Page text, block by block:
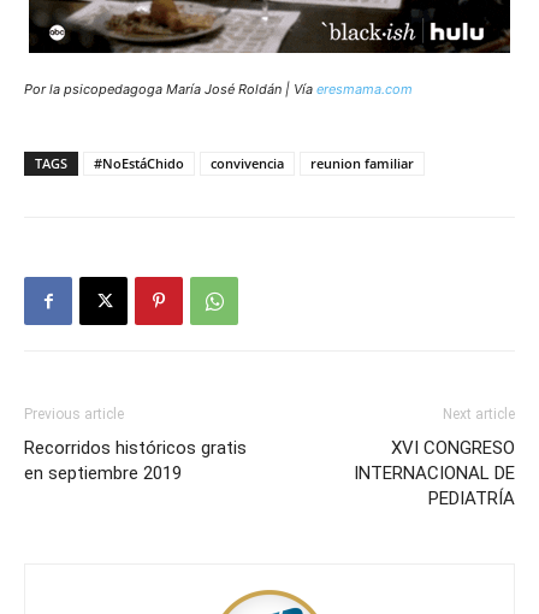
Por la psicopedagoga María José Roldán | Vía eresmama.com
TAGS #NoEstáChido convivencia reunion familiar
Previous article
Recorridos históricos gratis
en septiembre 2019
Next article
XVI CONGRESO
INTERNACIONAL DE
PEDIATRÍA